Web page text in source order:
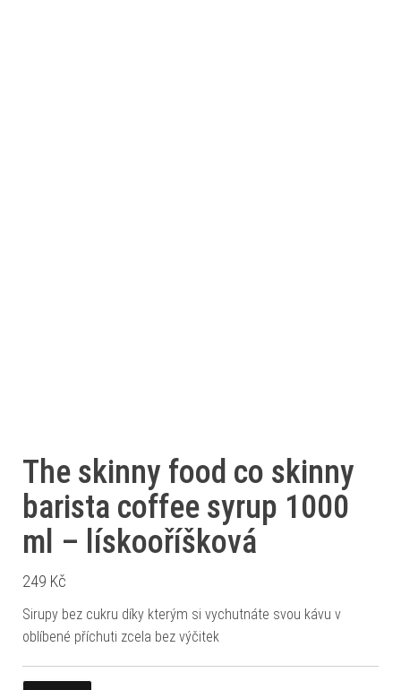
The skinny food co skinny
barista coffee syrup 1000
ml – lískooříšková
249 Kč
Sirupy bez cukru díky kterým si vychutnáte svou kávu v
oblíbené příchuti zcela bez výčitek